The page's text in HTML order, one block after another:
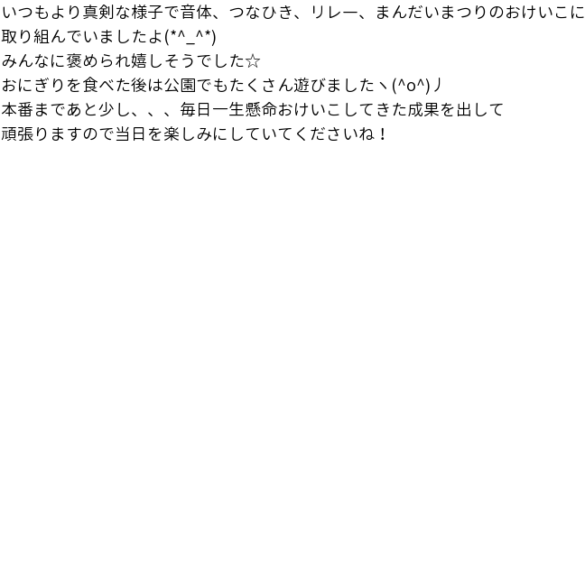
いつもより真剣な様子で音体、つなひき、リレ―、まんだいまつりのおけいこに
取り組んでいましたよ(*^_^*)
みんなに褒められ嬉しそうでした☆
おにぎりを食べた後は公園でもたくさん遊びましたヽ(^o^)丿
本番まであと少し、、、毎日一生懸命おけいこしてきた成果を出して
頑張りますので当日を楽しみにしていてくださいね！